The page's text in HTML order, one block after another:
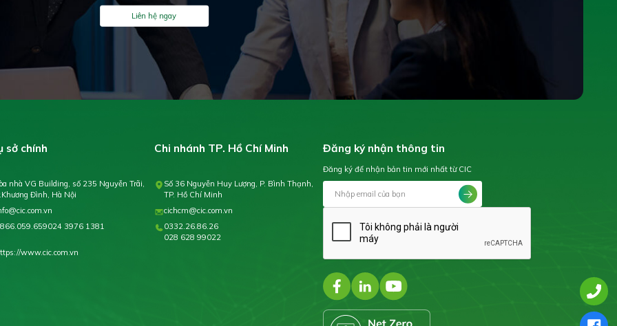
Liên hệ ngay
sở chính
nhà VG Building, số 235 Nguyễn Trãi,
Đình, Hà Nội
024 3976 1381
www.cic.com.vn
Chi nhánh TP. Hồ Chí Minh
Số 36 Nguyễn Huy Lượng, P. Bình Thạnh,
TP. Hồ Chí Minh
cichcm@cic.com.vn
0332.26.86.26
028 628 99022
Đăng ký nhận thông tin
Đăng ký để nhận bản tin mới nhất từ CIC